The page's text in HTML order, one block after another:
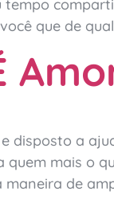
tempo
que de
disposto a
quem mais o
maneira de